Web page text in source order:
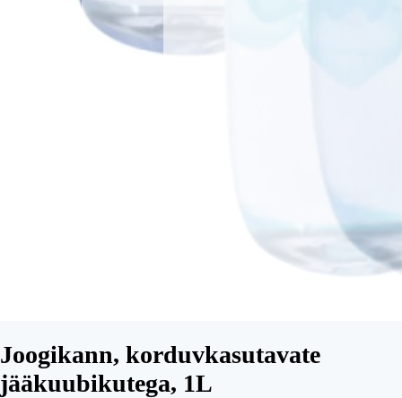
Joogikann, korduvkasutavate
jääkuubikutega, 1L